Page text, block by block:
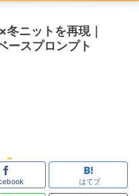
ニットを再現｜
スプロンプト
はてブ